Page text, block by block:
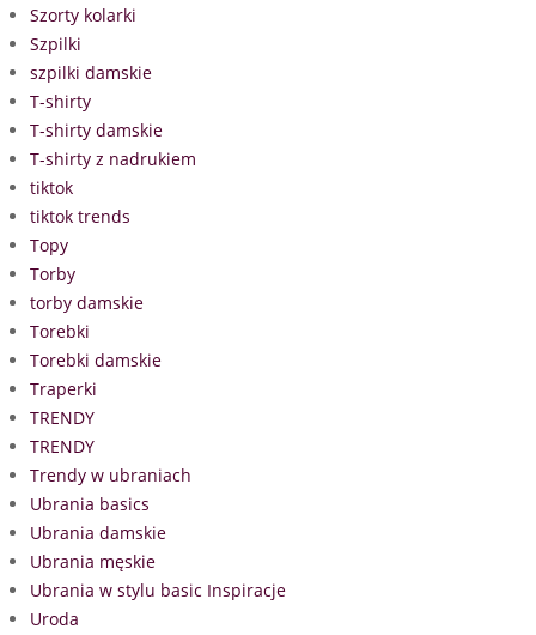
Szorty kolarki
Szpilki
szpilki damskie
T-shirty
T-shirty damskie
T-shirty z nadrukiem
tiktok
tiktok trends
Topy
Torby
torby damskie
Torebki
Torebki damskie
Traperki
TRENDY
TRENDY
Trendy w ubraniach
Ubrania basics
Ubrania damskie
Ubrania męskie
Ubrania w stylu basic Inspiracje
Uroda